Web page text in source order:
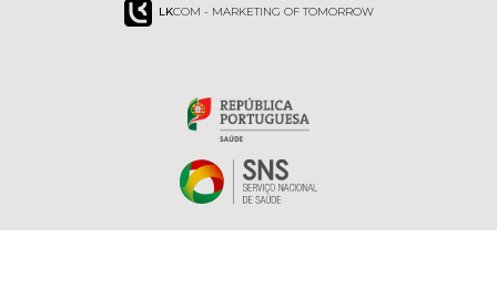
LKCOM - MARKETING OF TOMORROW